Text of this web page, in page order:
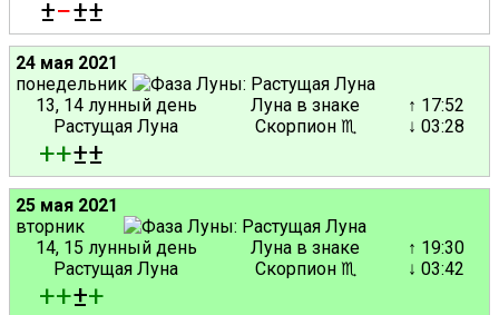
±−±±
24 мая 2021
понедельник
13, 14 лунный день
Растущая Луна
Луна в знаке
Скорпион ♏
↑ 17:52
↓ 03:28
++±±
25 мая 2021
вторник
14, 15 лунный день
Растущая Луна
Луна в знаке
Скорпион ♏
↑ 19:30
↓ 03:42
++±+